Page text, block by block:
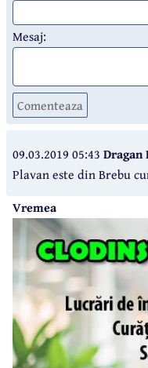
Mesaj:
Comenteaza
09.03.2019 05:43 Dragan
Plavan este din Brebu
Vremea